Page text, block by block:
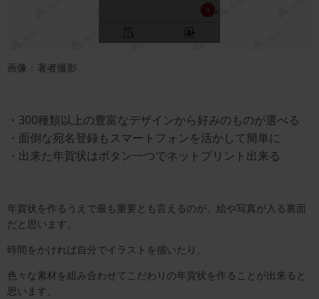
画像：著者撮影
・300種類以上の豊富なデザインから好みのものが選べる
・面倒な宛名登録もスマートフォンを活かして簡単に
・出来た年賀状はボタン一つでネットプリント出来る
年賀状を作るうえで最も重要とも言えるのが、絵や写真が入る裏面
だと思います。
時間をかければ自分でイラストを描いたり、
色々な素材を組み合わせてこだわりの年賀状を作ることが出来ると
思います。